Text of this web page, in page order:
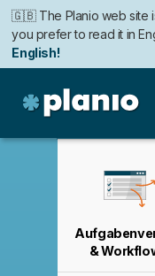
🇬🇧 The Planio web site
you prefer to read it in
English!
Möchten Sie lieber auf
Deutsch wechseln!
本語での表示がお好みで
vous le lire en français ?
française !
Preise & Anmeldung
Sicherheit
&